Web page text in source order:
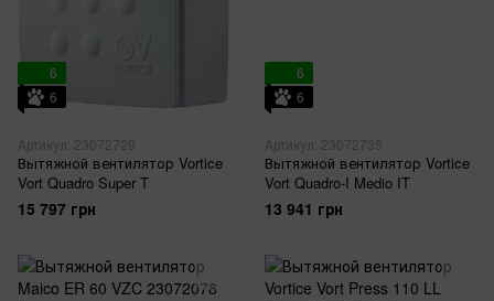
6
6
Артикул: 23072729
Вытяжной вентилятор Vortice
Vort Quadro Super T
15 797 грн
6
6
Артикул: 23072735
Вытяжной вентилятор Vortice
Vort Quadro-I Medio IT
13 941 грн